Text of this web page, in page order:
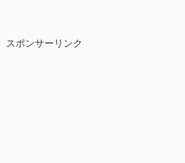
スポンサーリンク